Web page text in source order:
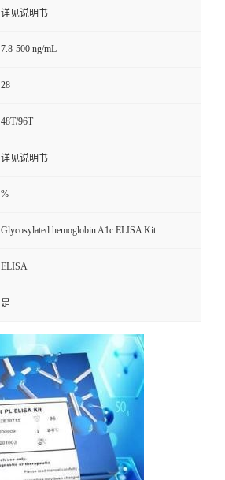
详见说明书
7.8-500 ng/mL
28
48T/96T
详见说明书
%
Glycosylated hemoglobin A1c ELISA Kit
ELISA
是